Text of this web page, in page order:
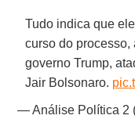
Tudo indica que
curso do processo,
governo Trump,
Jair Bolsonaro.
— Análise Política 2